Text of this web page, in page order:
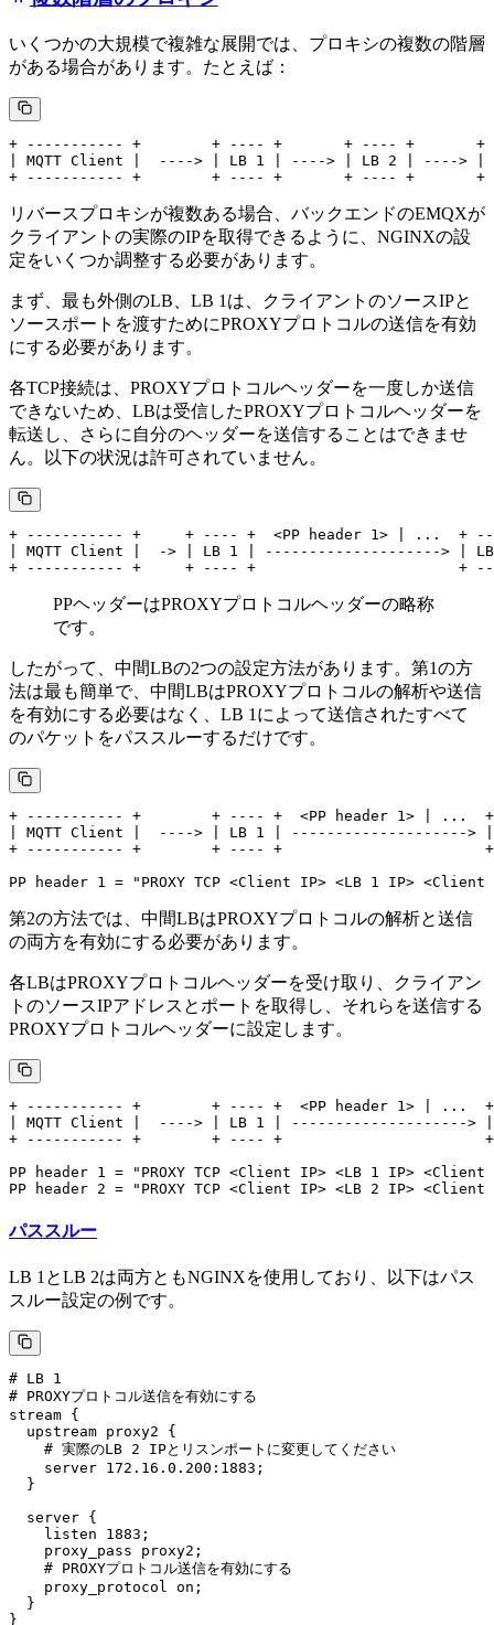
いくつかの大規模で複雑な展開では、プロキシの複数の階層
がある場合があります。たとえば：
+ ----------- +        + ---- +       + ---- +       +
| MQTT Client |  ----> | LB 1 | ----> | LB 2 | ----> |
リバースプロキシが複数ある場合、バックエンドのEMQXが
クライアントの実際のIPを取得できるように、NGINXの設
定をいくつか調整する必要があります。
まず、最も外側のLB、LB 1は、クライアントのソースIPと
ソースポートを渡すためにPROXYプロトコルの送信を有効
にする必要があります。
各TCP接続は、PROXYプロトコルヘッダーを一度しか送信
できないため、LBは受信したPROXYプロトコルヘッダーを
転送し、さらに自分のヘッダーを送信することはできませ
ん。以下の状況は許可されていません。
+ ----------- +     + ---- +  <PP header 1> | ...  +
| MQTT Client |  -> | LB 1 | -------------------->
PPヘッダーはPROXYプロトコルヘッダーの略称
です。
したがって、中間LBの2つの設定方法があります。第1の方
法は最も簡単で、中間LBはPROXYプロトコルの解析や送信
を有効にする必要はなく、LB 1によって送信されたすべて
のパケットをパススルーするだけです。
+ ----------- +        + ---- +  <PP header 1> | ...
| MQTT Client |  ----> | LB 1 | --------------------
+ ----------- +        + ---- +
第2の方法では、中間LBはPROXYプロトコルの解析と送信
の両方を有効にする必要があります。
各LBはPROXYプロトコルヘッダーを受け取り、クライアン
トのソースIPアドレスとポートを取得し、それらを送信する
PROXYプロトコルヘッダーに設定します。
+ ----------- +        + ---- +  <PP header 1> | ...
| MQTT Client |  ----> | LB 1 | --------------------
+ ----------- +        + ---- +
PP header 1 = "PROXY TCP <Client IP> <LB 1 IP>
パススルー
LB 1とLB 2は両方ともNGINXを使用しており、以下はパス
スルー設定の例です。
# LB 1
# PROXYプロトコル送信を有効にする
stream {
  upstream proxy2 {
    # 実際のLB 2 IPとリスンポートに変更してください
    server 172.16.0.200:1883;
  }
  server {
    listen 1883;
    proxy_pass proxy2;
    # PROXYプロトコル送信を有効にする
    proxy_protocol on;
  }
}